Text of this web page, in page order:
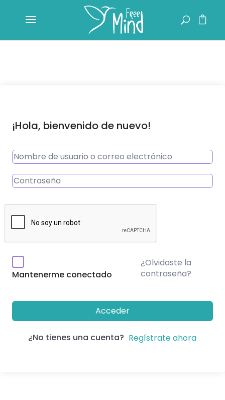
¡Hola, bienvenido de nuevo!
Mantenerme conectado
¿Olvidaste la
contraseña?
Acceder
¿No tienes una cuenta? Regístrate ahora